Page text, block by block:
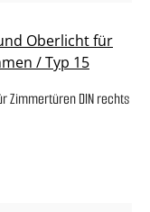
Zimmertüren DIN rechts